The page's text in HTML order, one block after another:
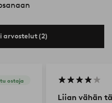
arvostelut (2)
ostaja
Liian vähän